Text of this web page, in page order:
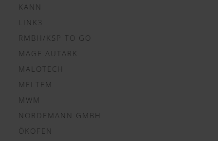
KANN
LINK3
RMBH/KSP TO GO
MAGE AUTARK
MALOTECH
MELTEM
MWM
NORDEMANN GMBH
ÖKOFEN